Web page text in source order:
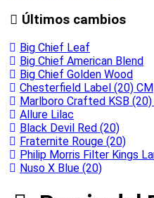
Últimos cambios
Big Chief Leaf
Big Chief American Blend
Big Chief Golden Wood
Chesterfield Label (20) CM
Marlboro Crafted KSB (20)
Allure Lilac
Black Devil Red (20)
Fraternite Rouge (20)
Philip Morris Filter Kings
Nuso X Blue (20)